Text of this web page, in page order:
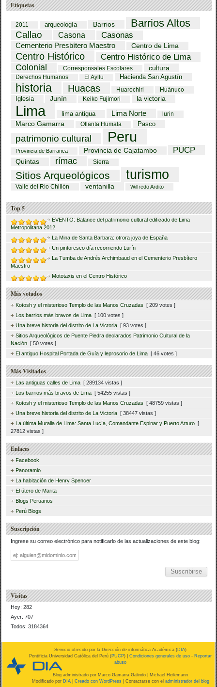
Etiquetas
2011 arqueología Barrios Barrios Altos
Callao Casona Casonas
Cementerio Presbítero Maestro Centro de Lima
Centro Histórico
Centro Histórico de Lima
Colonial
Corresponsales Escolares cultura
Derechos Humanos El Ayllu Hacienda San Agustín
historia Huacas Huarochiri Huánuco
Iglesia Junín Keiko Fujimori la victoria
Lima lima antigua Lima Norte lurin
Marco Gamarra Ollanta Humala Pasco
patrimonio cultural Peru
Provincia de Barranca Provincia de Cajatambo PUCP
Quintas rímac Sierra
Sitios Arqueológicos turismo
Valle del Río Chillón ventanilla Wilfredo Ardito
Top 5
EVENTO: Balance del patrimonio cultural edificado de Lima
Metropolitana 2012
La Mina de Santa Barbara: otrora joya de España
Un pintoresco día recorriendo Lurín
La Tumba de Andrés Archimbaud en el Cementerio Presbítero
Maestro
Mototaxis en el Centro Histórico
Más votados
Kotosh y el misterioso Templo de las Manos Cruzadas [ 209 votes ]
Los barrios más bravos de Lima [ 100 votes ]
Una breve historia del distrito de La Victoria [ 93 votes ]
Sitios Arqueológicos de Puente Piedra declarados Patrimonio Cultural de la
Nación [ 50 votes ]
El antiguo Hospital Portada de Guía y leprosorio de Lima [ 46 votes ]
Más Visitados
Las antiguas calles de Lima [ 289134 vistas ]
Los barrios más bravos de Lima [ 54255 vistas ]
Kotosh y el misterioso Templo de las Manos Cruzadas [ 48759 vistas ]
Una breve historia del distrito de La Victoria [ 38447 vistas ]
La última Muralla de Lima: Santa Lucía, Comandante Espinar y Puerto Arturo [
27812 vistas ]
Enlaces
Facebook
Panoramio
La habitación de Henry Spencer
El útero de Marita
Blogs Peruanos
Perú Blogs
Suscripción
Ingrese su correo electrónico para notificarlo de las actualizaciones de este blog:
Dirección
de
correo
Visitas
Hoy: 282
Ayer: 707
Todos: 3184364
Servicio ofrecido por la Dirección de informática Académica (DIA)
Pontificia Universidad Católica del Perú (PUCP) |Condiciones generales de uso - Reportar
abuso
Blog administrado por Marco Gamarra Galindo | Michael Heilemann
Modificado por DIA| Creado con WordPress| Contactarse con el administrador del blog